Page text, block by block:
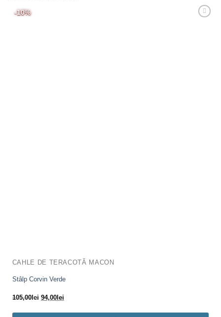
-10%
CAHLE DE TERACOTĂ MACON
Stâlp Corvin Verde
105,00lei Prețul
94,00leiPrețul